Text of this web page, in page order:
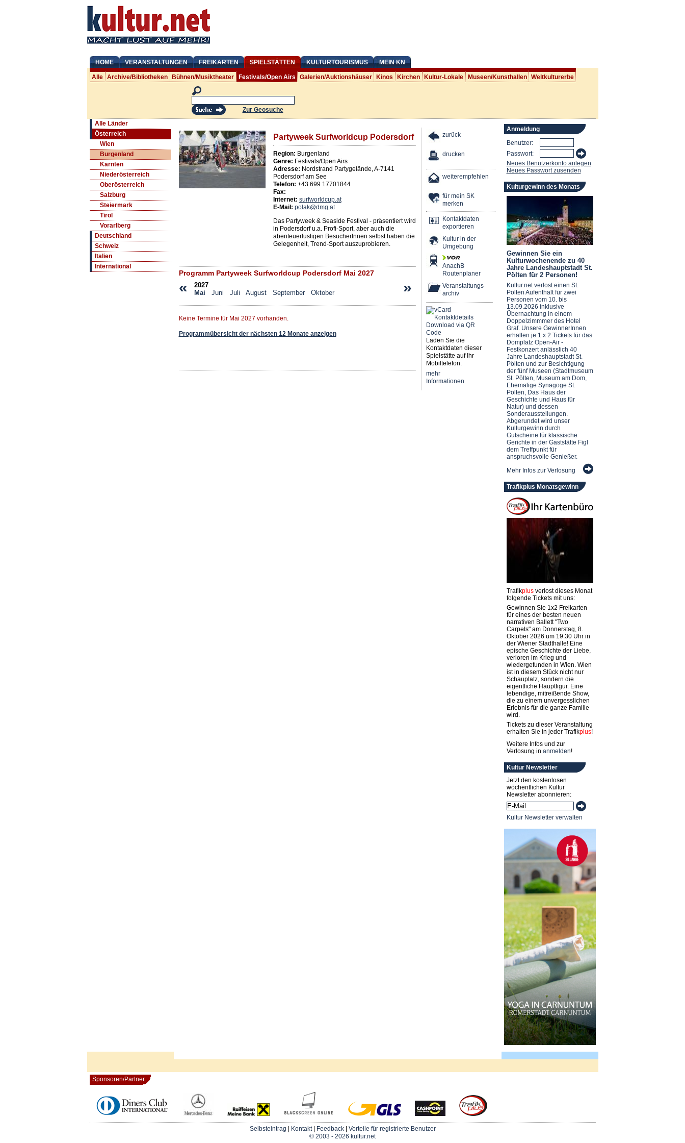
HOME VERANSTALTUNGEN FREIKARTEN SPIELSTÄTTEN KULTURTOURISMUS MEIN KN
Alle Archive/Bibliotheken Bühnen/Musiktheater Festivals/Open Airs Galerien/Auktionshäuser Kinos Kirchen Kultur-Lokale Museen/Kunsthallen Weltkulturerbe
Zur Geosuche
Alle Länder
Österreich
Wien
Burgenland
Kärnten
Niederösterreich
Oberösterreich
Salzburg
Steiermark
Tirol
Vorarlberg
Deutschland
Schweiz
Italien
International
Partyweek Surfworldcup Podersdorf
Region: Burgenland
Genre: Festivals/Open Airs
Adresse: Nordstrand Partygelände,A-7141
Podersdorf am See
Telefon: +43 699 17701844
Fax:
Internet: surfworldcup.at
E-Mail: polak@dmg.at
Das Partyweek & Seaside Festival - präsentiert wird
in Podersdorf u.a. Profi-Sport, aber auch die
abenteuerlustigen BesucherInnen selbst haben die
Gelegenheit, Trend-Sport auszuprobieren.
Programm Partyweek Surfworldcup Podersdorf Mai 2027
« »
2027
Mai
Juni Juli August September Oktober
Keine Termine für Mai 2027 vorhanden.
Programmübersicht der nächsten 12 Monate anzeigen
zurück
drucken
weiterempfehlen
für mein SK
merken
Kontaktdaten
exportieren
Kultur in der
Umgebung
AnachB
Routenplaner
Veranstaltungs-
archiv
Laden Sie die
Kontaktdaten dieser
Spielstätte auf Ihr
Mobiltelefon.
mehr
Informationen
Anmeldung
Benutzer:
Passwort:
Neues Benutzerkonto anlegen
Neues Passwort zusenden
Kulturgewinn des Monats
Gewinnen Sie ein
Kulturwochenende zu 40
Jahre Landeshauptstadt St.
Pölten für 2 Personen!
Kultur.net verlost einen St.
Pölten Aufenthalt für zwei
Personen vom 10. bis
13.09.2026 inklusive
Übernachtung in einem
Doppelzimmmer des Hotel
Graf. Unsere GewinnerInnen
erhalten je 1 x 2 Tickets für das
Domplatz Open-Air -
Festkonzert anlässlich 40
Jahre Landeshauptstadt St.
Pölten und zur Besichtigung
der fünf Museen (Stadtmuseum
St. Pölten, Museum am Dom,
Ehemalige Synagoge St.
Pölten, Das Haus der
Geschichte und Haus für
Natur) und dessen
Sonderausstellungen.
Abgerundet wird unser
Kulturgewinn durch
Gutscheine für klassische
Gerichte in der Gaststätte Figl
dem Treffpunkt für
anspruchsvolle Genießer.
Mehr Infos zur Verlosung
Trafikplus Monatsgewinn
Trafikplusverlost dieses Monat
folgende Tickets mit uns:
Gewinnen Sie 1x2 Freikarten
für eines der besten neuen
narrativen Ballett "Two
Carpets" am Donnerstag, 8.
Oktober 2026 um 19:30 Uhr in
der Wiener Stadthalle! Eine
epische Geschichte der Liebe,
verloren im Krieg und
wiedergefunden in Wien. Wien
ist in diesem Stück nicht nur
Schauplatz, sondern die
eigentliche Hauptfigur. Eine
lebendige, mitreißende Show,
die zu einem unvergesslichen
Erlebnis für die ganze Familie
wird.
Tickets zu dieser Veranstaltung
erhalten Sie in jeder Trafikplus!
Weitere Infos und zur
Verlosung in anmelden!
Kultur Newsletter
Jetzt den kostenlosen
wöchentlichen Kultur
Newsletter abonnieren:
Kultur Newsletter verwalten
Sponsoren/Partner
Selbsteintrag Kontakt| Feedback| Vorteile für registrierte Benutzer
© 2003 - 2026 kultur.net